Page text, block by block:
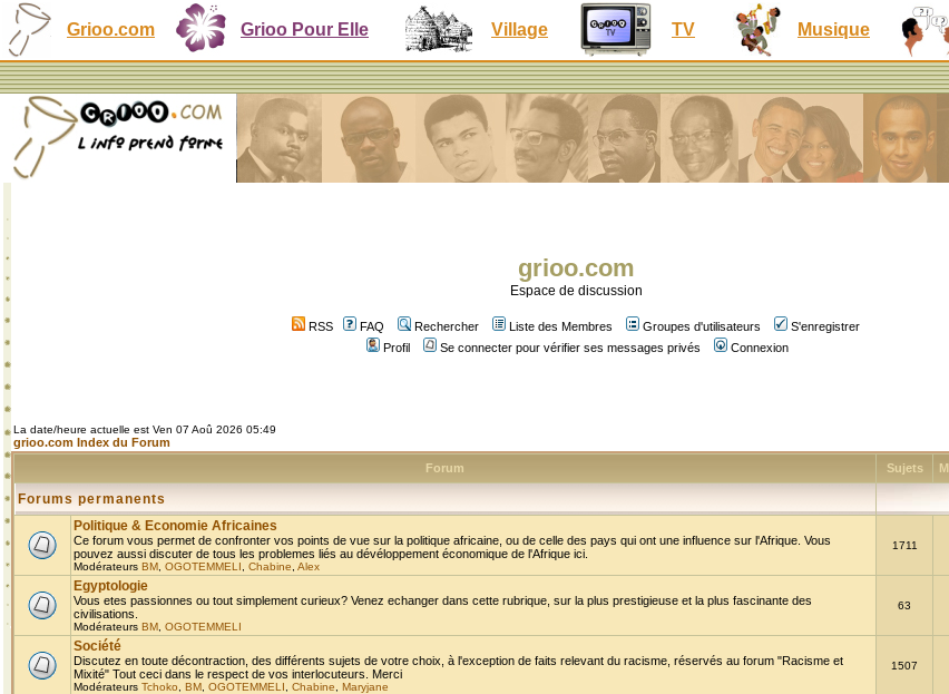
Grioo.com Grioo Pour Elle Village TV Musique
grioo.com
Espace de discussion
RSS FAQ Rechercher Liste des Membres Groupes d'utilisateurs
S'enregistrer
Profil
Se connecter pour vérifier ses messages privés Connexion
La date/heure actuelle est Ven 07 Aoû 2026 05:49
grioo.com Index du Forum
Forum Sujets
Forums permanents
Politique & Economie Africaines
Ce forum vous permet de confronter vos points de vue sur la politique africaine, ou de celle des pays qui ont une influence sur l'Afrique. Vous
pouvez aussi discuter de tous les problemes liés au dévéloppement économique de l'Afrique ici.
Modérateurs BM OGOTEMMELI Chabine Alex
1711
Egyptologie
Vous etes passionnes ou tout simplement curieux? Venez echanger dans cette rubrique, sur la plus prestigieuse et la plus fascinante des
civilisations.
Modérateurs BM OGOTEMMELI
63
Société
Discutez en toute décontraction, des différents sujets de votre choix, à l'exception de faits relevant du racisme, réservés au forum "Racisme et
Mixité" Tout ceci dans le respect de vos interlocuteurs. Merci
Modérateurs Tchoko BM OGOTEMMELI Chabine Maryjane
1507